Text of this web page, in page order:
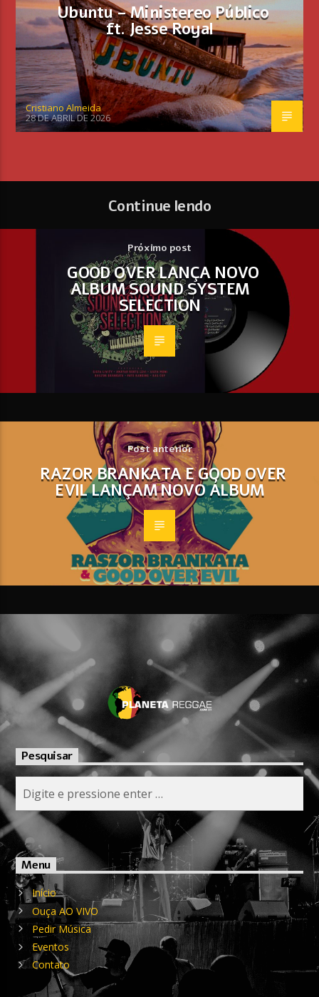
Ubuntu – Ministereo Público
ft. Jesse Royal
Cristiano Almeida
28 DE ABRIL DE 2026
Continue lendo
Próximo post
GOOD OVER LANÇA NOVO
ALBUM SOUND SYSTEM
SELECTION
Post anterior
RAZOR BRANKATA E GOOD OVER
EVIL LANÇAM NOVO ÁLBUM
Pesquisar
Menu
Início
Ouça AO VIVO
Pedir Música
Eventos
Contato